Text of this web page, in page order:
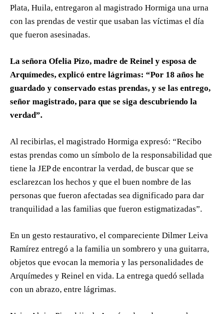
Plata, Huila, entregaron al magistrado Hormiga una urna
con las prendas de vestir que usaban las víctimas el día
que fueron asesinadas.
La señora Ofelia Pizo, madre de Reinel y esposa de
Arquímedes, explicó entre lágrimas: “Por 18 años he
guardado y conservado estas prendas, y se las entrego,
señor magistrado, para que se siga descubriendo la
verdad”.
Al recibirlas, el magistrado Hormiga expresó: “Recibo
estas prendas como un símbolo de la responsabilidad que
tiene la JEP de encontrar la verdad, de buscar que se
esclarezcan los hechos y que el buen nombre de las
personas que fueron afectadas sea dignificado para dar
tranquilidad a las familias que fueron estigmatizadas”.
En un gesto restaurativo, el compareciente Dilmer Leiva
Ramírez entregó a la familia un sombrero y una guitarra,
objetos que evocan la memoria y las personalidades de
Arquímedes y Reinel en vida. La entrega quedó sellada
con un abrazo, entre lágrimas.